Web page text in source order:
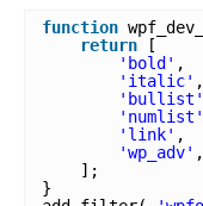
function
return
[
'bold' ,
'italic' ,
'bullist'
'numlist'
'link' ,
'wp_adv' ,
];
}